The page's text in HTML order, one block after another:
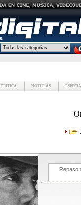
CRITICA NOTICIAS
Repaso